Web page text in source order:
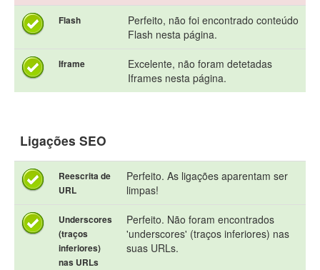
Flash
Perfeito, não foi encontrado conteúdo
Flash nesta página.
Iframe
Excelente, não foram detetadas
Iframes nesta página.
Ligações SEO
Reescrita de
URL
Perfeito. As ligações aparentam ser
limpas!
Underscores
(traços
inferiores)
nas URLs
Perfeito. Não foram encontrados
'underscores' (traços inferiores) nas
suas URLs.